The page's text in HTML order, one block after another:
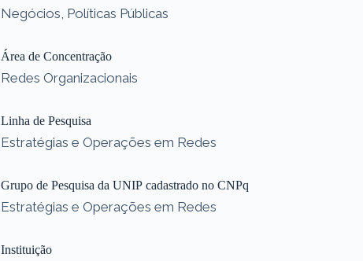
Negócios, Políticas Públicas
Área de Concentração
Redes Organizacionais
Linha de Pesquisa
Estratégias e Operações em Redes
Grupo de Pesquisa da UNIP cadastrado no CNPq
Estratégias e Operações em Redes
Instituição